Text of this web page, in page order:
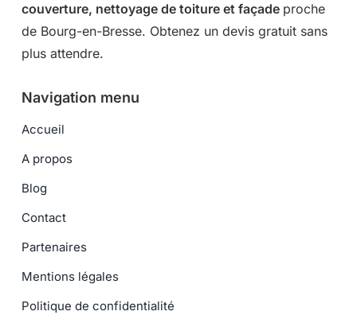
couverture, nettoyage de toiture et façade proche
de Bourg-en-Bresse. Obtenez un devis gratuit sans
plus attendre.
Navigation menu
Accueil
A propos
Blog
Contact
Partenaires
Mentions légales
Politique de confidentialité